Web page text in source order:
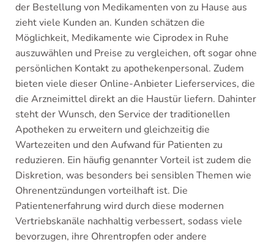
der Bestellung von Medikamenten von zu Hause aus
zieht viele Kunden an. Kunden schätzen die
Möglichkeit, Medikamente wie Ciprodex in Ruhe
auszuwählen und Preise zu vergleichen, oft sogar ohne
persönlichen Kontakt zu apothekenpersonal. Zudem
bieten viele dieser Online-Anbieter Lieferservices, die
die Arzneimittel direkt an die Haustür liefern. Dahinter
steht der Wunsch, den Service der traditionellen
Apotheken zu erweitern und gleichzeitig die
Wartezeiten und den Aufwand für Patienten zu
reduzieren. Ein häufig genannter Vorteil ist zudem die
Diskretion, was besonders bei sensiblen Themen wie
Ohrenentzündungen vorteilhaft ist. Die
Patientenerfahrung wird durch diese modernen
Vertriebskanäle nachhaltig verbessert, sodass viele
bevorzugen, ihre Ohrentropfen oder andere